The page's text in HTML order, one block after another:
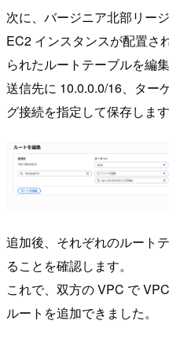
次に、バージニア北部リー
EC2 インスタンスが配置さ
られたルートテーブルを編集
送信先に 10.0.0.0/16、ター
グ接続を指定して保存します
追加後、それぞれのルート
ることを確認します。
これで、双方の VPC で
ルートを追加できました。